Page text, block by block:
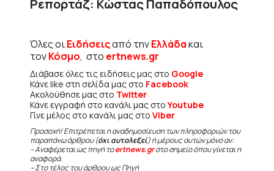
Ρεπορτάζ: Κώστας Παπαδόπουλος
Όλες οιΕιδήσειςαπό τηνΕλλάδακαι
τονΚόσμο, στο ertnews.gr
Διάβασε όλες τις ειδήσεις μας στο Google
Κάνε like στη σελίδα μας στο Facebook
Ακολούθησε μας στο Twitter
Κάνε εγγραφή στο κανάλι μας στοYoutube
Γίνε μέλος στο κανάλι μας στο Viber
Προσοχή! Επιτρέπεται η αναδημοσίευση των πληροφοριών του
παραπάνω άρθρου (όχι αυτολεξεί) ή μέρους αυτών μόνο αν:
– Αναφέρεται ως πηγή τοertnews.grστο σημείο όπου γίνεται η
αναφορά.
– Στο τέλος του άρθρου ως Πηγή